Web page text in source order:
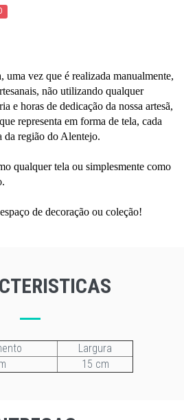
uma vez que é realizada manualmente,
não utilizando qualquer
e horas de dedicação da nossa artesã,
representa em forma de tela, cada
da região do Alentejo.
qualquer tela ou simplesmente como
de decoração ou coleção!
Largura
15 cm